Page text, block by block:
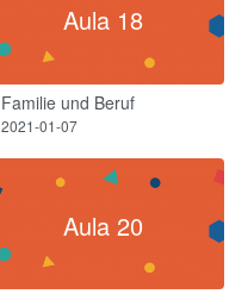
Aula 18
Familie und Beruf
2021-01-07
Aula 20